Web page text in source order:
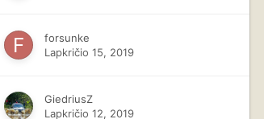
forsunke
Lapkričio 15, 2019
GiedriusZ
Lapkričio 12, 2019